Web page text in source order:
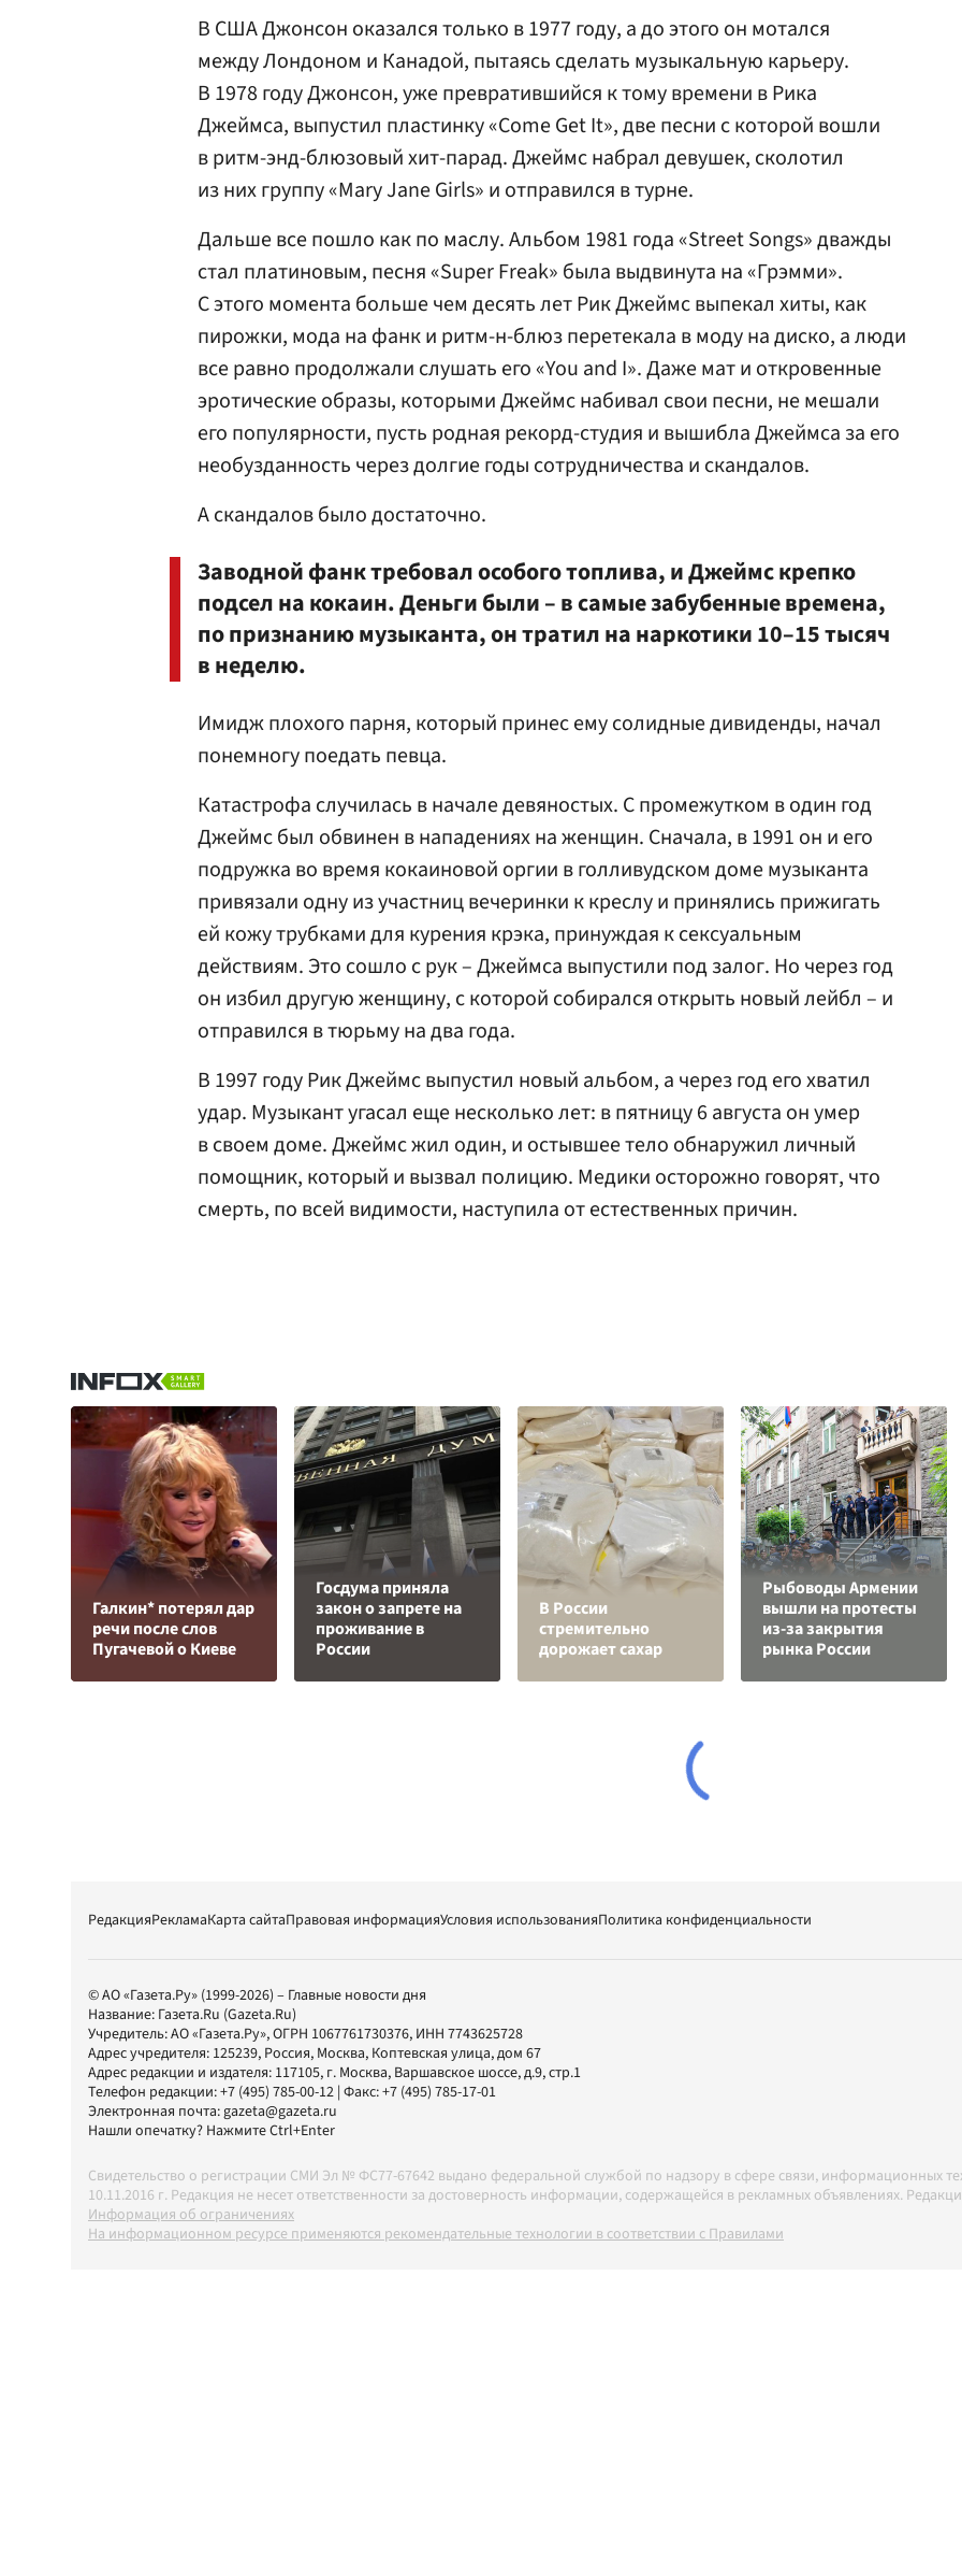
В США Джонсон оказался только в 1977 году, а до этого он мотался
между Лондоном и Канадой, пытаясь сделать музыкальную карьеру.
В 1978 году Джонсон, уже превратившийся к тому времени в Рика
Джеймса, выпустил пластинку «Come Get It», две песни с которой вошли
в ритм-энд-блюзовый хит-парад. Джеймс набрал девушек, сколотил
из них группу «Mary Jane Girls» и отправился в турне.
Дальше все пошло как по маслу. Альбом 1981 года «Street Songs» дважды
стал платиновым, песня «Super Freak» была выдвинута на «Грэмми».
С этого момента больше чем десять лет Рик Джеймс выпекал хиты, как
пирожки, мода на фанк и ритм-н-блюз перетекала в моду на диско, а люди
все равно продолжали слушать его «You and I». Даже мат и откровенные
эротические образы, которыми Джеймс набивал свои песни, не мешали
его популярности, пусть родная рекорд-студия и вышибла Джеймса за его
необузданность через долгие годы сотрудничества и скандалов.
А скандалов было достаточно.
Заводной фанк требовал особого топлива, и Джеймс крепко
подсел на кокаин. Деньги были – в самые забубенные времена,
по признанию музыканта, он тратил на наркотики 10–15 тысяч
в неделю.
Имидж плохого парня, который принес ему солидные дивиденды, начал
понемногу поедать певца.
Катастрофа случилась в начале девяностых. С промежутком в один год
Джеймс был обвинен в нападениях на женщин. Сначала, в 1991 он и его
подружка во время кокаиновой оргии в голливудском доме музыканта
привязали одну из участниц вечеринки к креслу и принялись прижигать
ей кожу трубками для курения крэка, принуждая к сексуальным
действиям. Это сошло с рук – Джеймса выпустили под залог. Но через год
он избил другую женщину, с которой собирался открыть новый лейбл – и
отправился в тюрьму на два года.
В 1997 году Рик Джеймс выпустил новый альбом, а через год его хватил
удар. Музыкант угасал еще несколько лет: в пятницу 6 августа он умер
в своем доме. Джеймс жил один, и остывшее тело обнаружил личный
помощник, который и вызвал полицию. Медики осторожно говорят, что
смерть, по всей видимости, наступила от естественных причин.
Галкин* потерял дар
речи после слов
Пугачевой о Киеве
Госдума приняла
закон о запрете на
проживание в
России
В России
стремительно
дорожает сахар
Рыбоводы Армении
вышли на протесты
из-за закрытия
рынка России
РедакцияРекламаКарта сайтаПравовая информацияУсловия использованияПолитика конфиденциальности
© АО «Газета.Ру» (1999-2026) – Главные новости дня
Название: Газета.Ru (Gazeta.Ru)
Учредитель:АО «Газета.Ру», ОГРН 1067761730376, ИНН 7743625728
Адрес учредителя: 125239, Россия, Москва, Коптевская улица, дом 67
Адрес редакции и издателя: 117105, г. Москва, Варшавское шоссе, д.9, стр.1
Телефон редакции:+7 (495) 785-00-12 | Факс:+7 (495) 785-17-01
Электронная почта:gazeta@gazeta.ru
Нашли опечатку? Нажмите Ctrl+Enter
Свидетельство о регистрации СМИ Эл № ФС77-67642 выдано федеральной службой по надзору в сфере связи, информационных
10.11.2016 г. Редакция не несет ответственности за достоверность информации, содержащейся в рекламных объявлениях.
Информация об ограничениях
На информационном ресурсе применяются рекомендательные технологии в соответствии с Правилами